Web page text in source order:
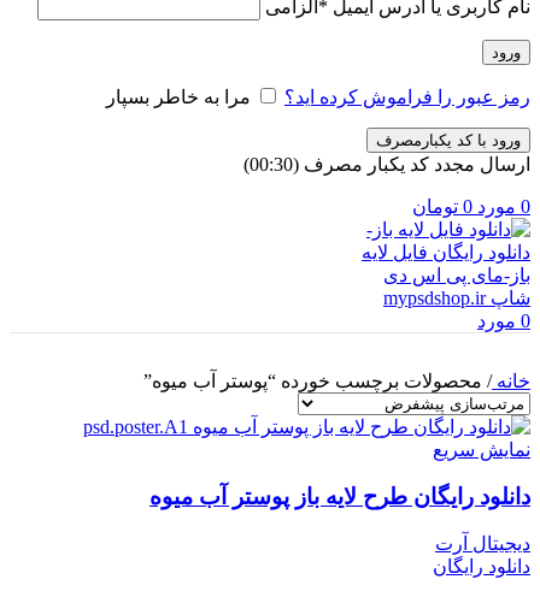
نام کاربری یا آدرس ایمیل * الزامی
ورود
رمز عبور را فراموش کرده اید؟ مرا به خاطر بسپار
ورود با کد یکبارمصرف
ارسال مجدد کد یکبار مصرف (00:
30
)
0 مورد 0 تومان
0 مورد
خانه/ محصولات برچسب خورده “پوستر آب میوه”
نمایش سریع
دانلود رایگان طرح لايه باز پوستر آب میوه
دیجیتال آرت
دانلود رایگان